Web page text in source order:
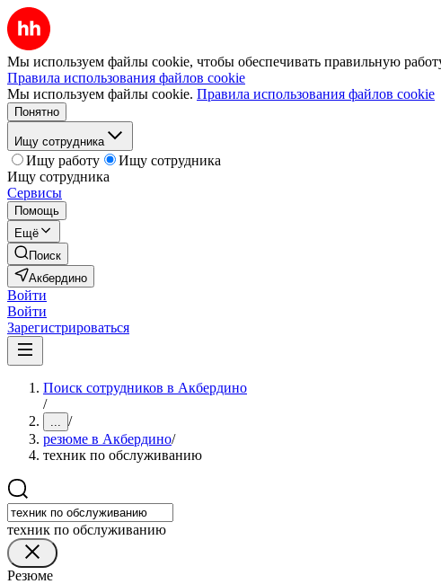
Мы используем файлы cookie, чтобы обеспечивать правильную
Правила использования файлов cookie
Мы используем файлы cookie. Правила использования файлов cookie
Понятно
Ищу сотрудника
Ищу работу
Ищу сотрудника
Ищу сотрудника
Сервисы
Помощь
Ещё
Поиск
Акбердино
Войти
Войти
Зарегистрироваться
Поиск сотрудников в Акбердино
/
... /
резюме в Акбердино/
техник по обслуживанию
техник по обслуживанию
Резюме